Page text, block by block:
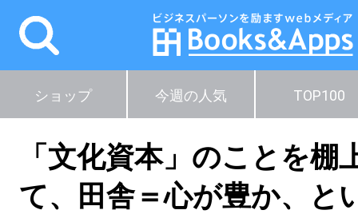
ショップ 今週の人気 TOP100
「文化資本」のことを棚
て、田舎＝心が豊か、と